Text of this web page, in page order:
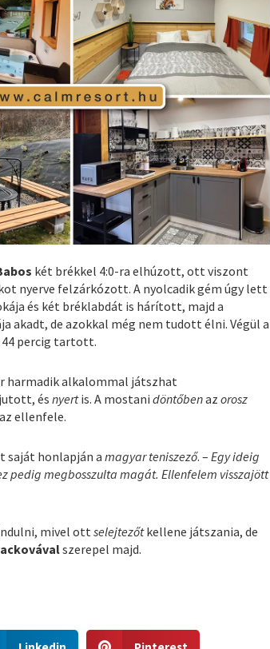
két brékkel 4:0-ra elhúzott, ott viszont
nyerve felzárkózott. A nyolcadik gém úgy lett
és két bréklabdát is hárított, majd a
akadt, de azokkal még nem tudott élni. Végül a
44 percig tartott.
harmadik alkalommal játszhat
jutott, ésnyertis. A mostanidöntőbenazorosz
ellenfele.
saját honlapján amagyar teniszező. –Egy ideig
pedig megbosszulta magát. Ellenfelem visszajött
mivel ottselejtezőtkellene játszania, de
szerepel majd.